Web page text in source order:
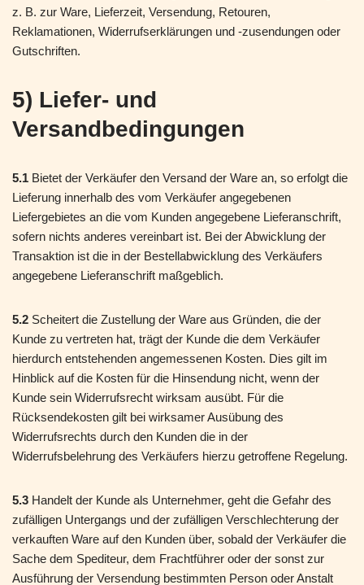
z. B. zur Ware, Lieferzeit, Versendung, Retouren,
Reklamationen, Widerrufserklärungen und -zusendungen oder
Gutschriften.
5) Liefer- und
Versandbedingungen
5.1 Bietet der Verkäufer den Versand der Ware an, so erfolgt die
Lieferung innerhalb des vom Verkäufer angegebenen
Liefergebietes an die vom Kunden angegebene Lieferanschrift,
sofern nichts anderes vereinbart ist. Bei der Abwicklung der
Transaktion ist die in der Bestellabwicklung des Verkäufers
angegebene Lieferanschrift maßgeblich.
5.2 Scheitert die Zustellung der Ware aus Gründen, die der
Kunde zu vertreten hat, trägt der Kunde die dem Verkäufer
hierdurch entstehenden angemessenen Kosten. Dies gilt im
Hinblick auf die Kosten für die Hinsendung nicht, wenn der
Kunde sein Widerrufsrecht wirksam ausübt. Für die
Rücksendekosten gilt bei wirksamer Ausübung des
Widerrufsrechts durch den Kunden die in der
Widerrufsbelehrung des Verkäufers hierzu getroffene Regelung.
5.3 Handelt der Kunde als Unternehmer, geht die Gefahr des
zufälligen Untergangs und der zufälligen Verschlechterung der
verkauften Ware auf den Kunden über, sobald der Verkäufer die
Sache dem Spediteur, dem Frachtführer oder der sonst zur
Ausführung der Versendung bestimmten Person oder Anstalt